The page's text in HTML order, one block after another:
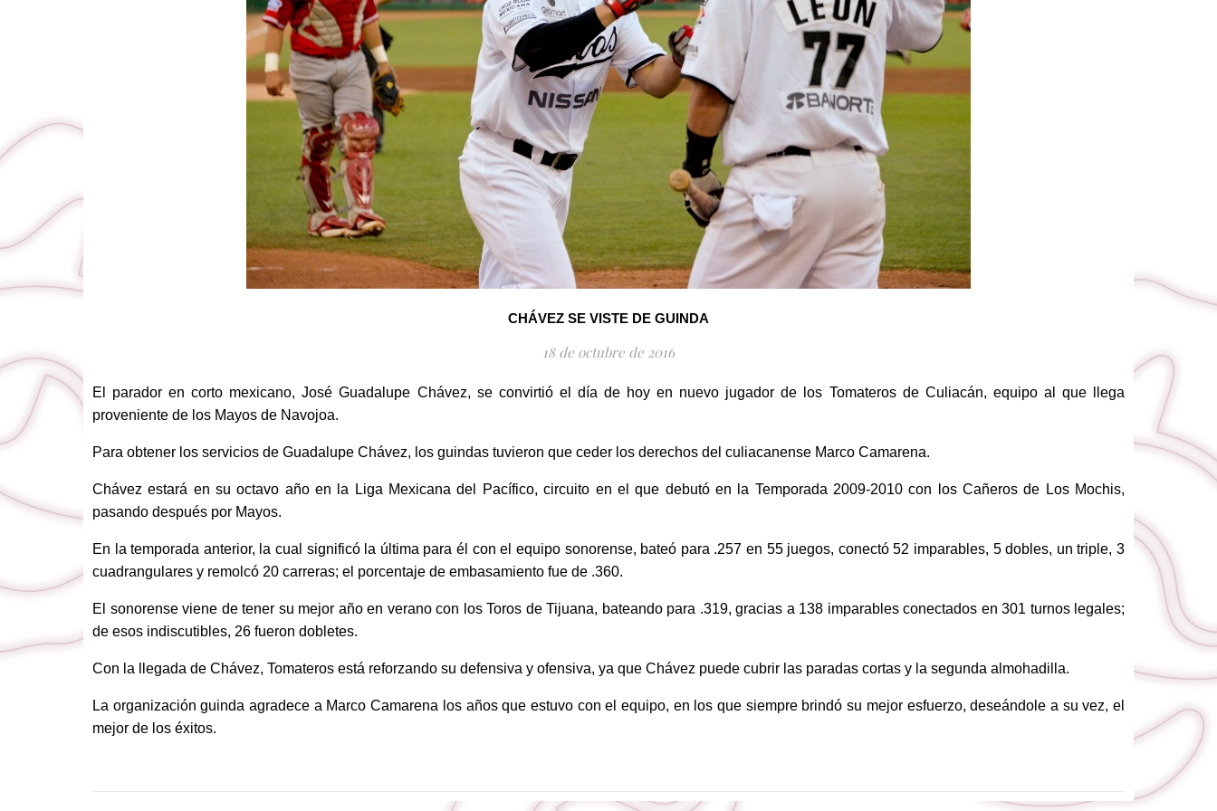
CHÁVEZ SE VISTE DE GUINDA
18 de octubre de 2016
El parador en corto mexicano, José Guadalupe Chávez, se convirtió el día de hoy en nuevo jugador de los Tomateros de Culiacán, equipo al que llega
proveniente de los Mayos de Navojoa.
Para obtener los servicios de Guadalupe Chávez, los guindas tuvieron que ceder los derechos del culiacanense Marco Camarena.
Chávez estará en su octavo año en la Liga Mexicana del Pacífico, circuito en el que debutó en la Temporada 2009-2010 con los Cañeros de Los Mochis,
pasando después por Mayos.
En la temporada anterior, la cual significó la última para él con el equipo sonorense, bateó para .257 en 55 juegos, conectó 52 imparables, 5 dobles, un triple, 3
cuadrangulares y remolcó 20 carreras; el porcentaje de embasamiento fue de .360.
El sonorense viene de tener su mejor año en verano con los Toros de Tijuana, bateando para .319, gracias a 138 imparables conectados en 301 turnos legales;
de esos indiscutibles, 26 fueron dobletes.
Con la llegada de Chávez, Tomateros está reforzando su defensiva y ofensiva, ya que Chávez puede cubrir las paradas cortas y la segunda almohadilla.
La organización guinda agradece a Marco Camarena los años que estuvo con el equipo, en los que siempre brindó su mejor esfuerzo, deseándole a su vez, el
mejor de los éxitos.